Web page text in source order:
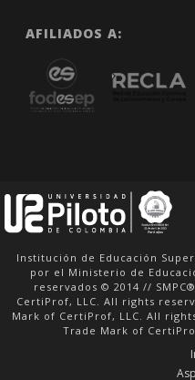
AFILIADOS A:
Institución de Educación
por el Ministerio de
reservados © 2014 //
CertiProf, LLC. All rights
Mark of CertiProf, LLC. All
Trade Mark of